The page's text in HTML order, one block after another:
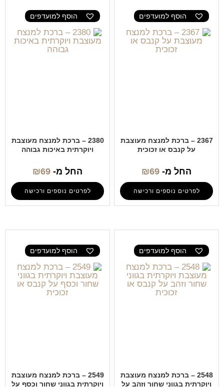
הוסף למועדפים
2367 – ברכת למנצח מעוצבת
על קנבס או זכוכית
החל מ- ₪69
לפרטים נוספים ורכישה
הוסף למועדפים
2380 – ברכת למנצח מעוצבת
ויוקרתית באיכות גבוהה
החל מ- ₪69
לפרטים נוספים ורכישה
הוסף למועדפים
2548 – ברכת למנצח מעוצבת
ויוקרתית בגווני שחור וזהב על
הוסף למועדפים
2549 – ברכת למנצח מעוצבת
ויוקרתית בגווני שחור וכסף על